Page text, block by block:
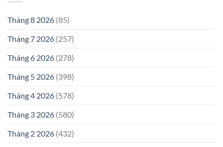
Tháng 8 2026 (85)
Tháng 7 2026 (257)
Tháng 6 2026 (278)
Tháng 5 2026 (398)
Tháng 4 2026 (578)
Tháng 3 2026 (580)
Tháng 2 2026 (432)